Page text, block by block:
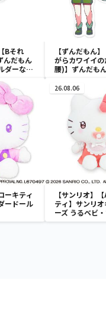
Bそれ
んだもん
ダーなの
【ずんだもん
がらカワイイ
腰)】ずんだも
ーキティ
ードール
26.08.06
【サンリオ】
ティ】サンリ
ーズ うるベビ
ドール